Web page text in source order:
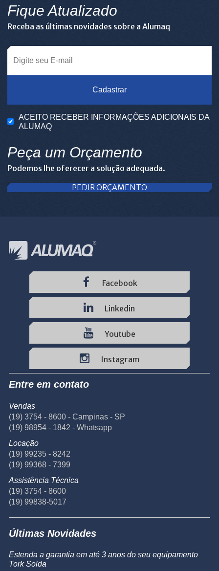
Fique Atualizado
Receba as últimas novidades sobre a Alumaq
Cadastrar
ACEITO RECEBER INFORMAÇÕES ADICIONAIS DA
ALUMAQ
Peça um Orçamento
Podemos lhe oferecer a solução adequada.
PEDIR ORÇAMENTO
Facebook
Linkedin
Youtube
Instagram
Entre em contato
Vendas
(19) 3754 - 8600 - Campinas - SP
(19) 98954 - 1842 - Whatsapp
Locação
(19) 99235 - 8242
(19) 99368 - 7399
Assistência Técnica
(19) 3754 - 8600
(19) 99838-5017
Últimas Novidades
Estenda a garantia em até 3 anos do seu equipamento
Tork Solda